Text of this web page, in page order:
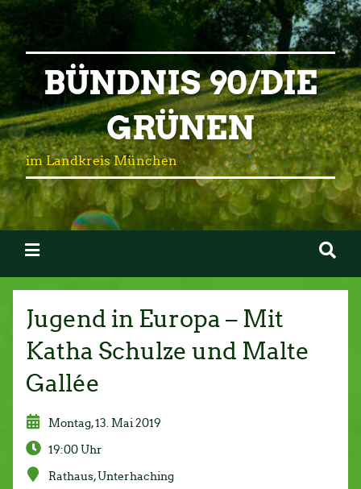
BÜNDNIS 90/DIE
GRÜNEN
im Landkreis München
Jugend in Europa – Mit
Katha Schulze und Malte
Gallée
Montag, 13. Mai 2019
19:00 Uhr
Rathaus, Un­ter­ha­ching